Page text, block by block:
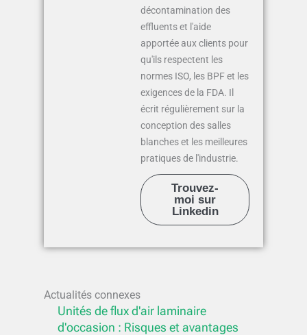
décontamination des
effluents et l'aide
apportée aux clients pour
qu'ils respectent les
normes ISO, les BPF et les
exigences de la FDA. Il
écrit régulièrement sur la
conception des salles
blanches et les meilleures
pratiques de l'industrie.
Trouvez-
moi sur
Linkedin
Actualités connexes
Unités de flux d'air laminaire
d'occasion : Risques et avantages